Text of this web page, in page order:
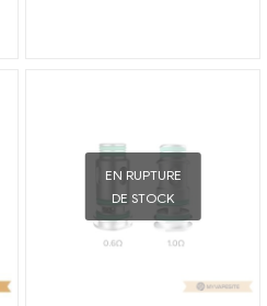
EN RUPTURE
DE STOCK